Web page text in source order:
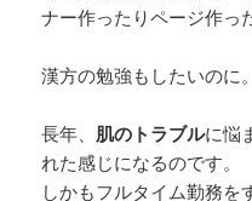
ナー作ったりページ作っ
漢方の勉強もしたいのに
長年、 肌のトラブルに悩
れた感じになるのです。
しかもフルタイム勤務を